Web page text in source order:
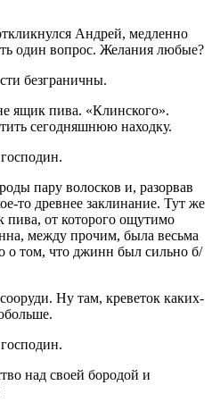
Андрей, медленно
один вопрос. Желания любые?
безграничны.
ящик пива. «Клинского».
сегодняшнюю находку.
пару волосков и, разорвав
то древнее заклинание. Тут же
пива, от которого ощутимо
между прочим, была весьма
о том, что джинн был сильно б/
Ну там, креветок каких-
над своей бородой и